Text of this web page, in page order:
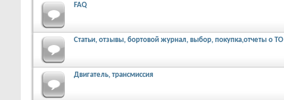
FAQ
Статьи, отзывы, бортовой журнал, выбор, покупка,отчеты о ТО
Двигатель, трансмиссия